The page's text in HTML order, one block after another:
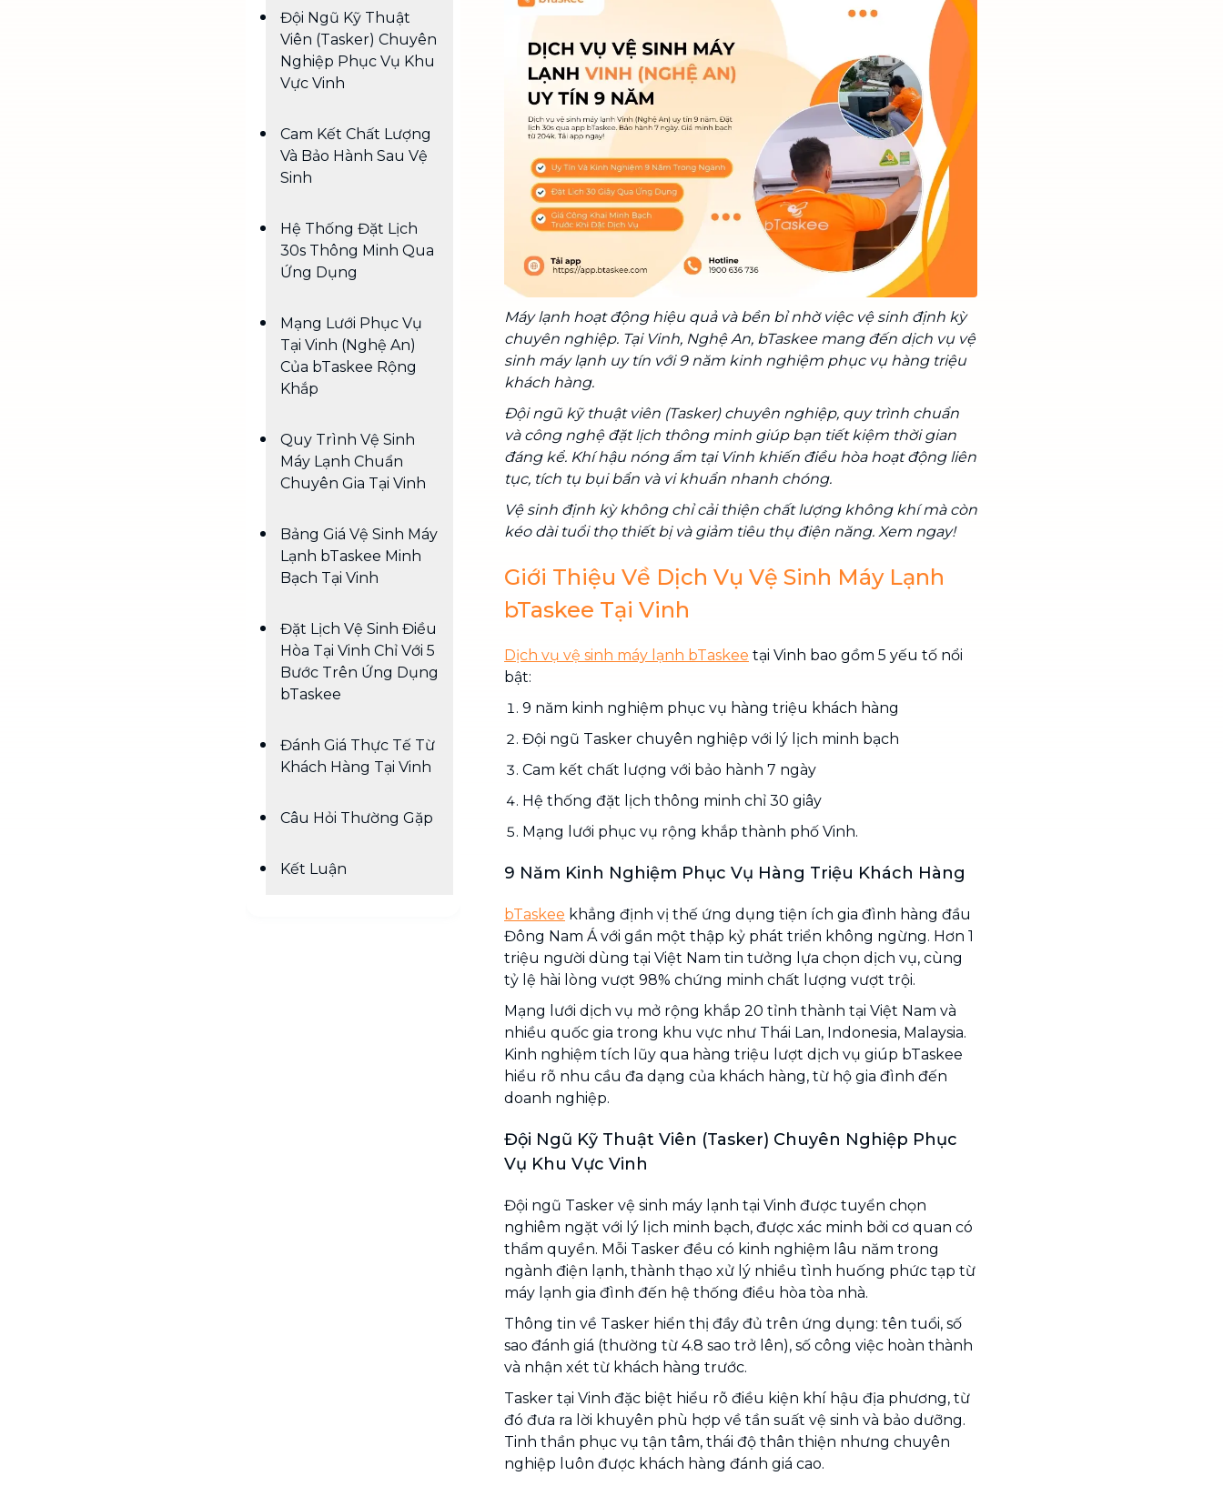
Chuyển nhà trọn gói, không lo dọn
Vệ sinh công nghiệp NEW
Vệ sinh chuyên nghiệp cho văn
phòng, nhà xưởng, công trình lớn
Đội Ngũ Kỹ Thuật
Viên (Tasker) Chuyên
Nghiệp Phục Vụ Khu
Vực Vinh
Cam Kết Chất Lượng
Và Bảo Hành Sau Vệ
Sinh
Hệ Thống Đặt Lịch
30s Thông Minh Qua
Ứng Dụng
Mạng Lưới Phục Vụ
Tại Vinh (Nghệ An)
Của bTaskee Rộng
Khắp
Quy Trình Vệ Sinh
Máy Lạnh Chuẩn
Chuyên Gia Tại Vinh
Bảng Giá Vệ Sinh Máy
Lạnh bTaskee Minh
Bạch Tại Vinh
Đặt Lịch Vệ Sinh Điều
Hòa Tại Vinh Chỉ Với 5
Bước Trên Ứng Dụng
bTaskee
Đánh Giá Thực Tế Từ
Khách Hàng Tại Vinh
Câu Hỏi Thường Gặp
Kết Luận
Máy lạnh hoạt động hiệu quả và bền bỉ nhờ việc vệ sinh định kỳ
chuyên nghiệp. Tại Vinh, Nghệ An, bTaskee mang đến dịch vụ vệ
sinh máy lạnh uy tín với 9 năm kinh nghiệm phục vụ hàng triệu
khách hàng.
Đội ngũ kỹ thuật viên (Tasker) chuyên nghiệp, quy trình chuẩn
và công nghệ đặt lịch thông minh giúp bạn tiết kiệm thời gian
đáng kể. Khí hậu nóng ẩm tại Vinh khiến điều hòa hoạt động liên
tục, tích tụ bụi bẩn và vi khuẩn nhanh chóng.
Vệ sinh định kỳ không chỉ cải thiện chất lượng không khí mà còn
kéo dài tuổi thọ thiết bị và giảm tiêu thụ điện năng. Xem ngay!
Giới Thiệu Về Dịch Vụ Vệ Sinh Máy Lạnh
bTaskee Tại Vinh
Dịch vụ vệ sinh máy lạnh bTaskee tại Vinh bao gồm 5 yếu tố nổi
bật:
9 năm kinh nghiệm phục vụ hàng triệu khách hàng
Đội ngũ Tasker chuyên nghiệp với lý lịch minh bạch
Cam kết chất lượng với bảo hành 7 ngày
Hệ thống đặt lịch thông minh chỉ 30 giây
Mạng lưới phục vụ rộng khắp thành phố Vinh.
9 Năm Kinh Nghiệm Phục Vụ Hàng Triệu Khách Hàng
bTaskee khẳng định vị thế ứng dụng tiện ích gia đình hàng đầu
Đông Nam Á với gần một thập kỷ phát triển không ngừng. Hơn 1
triệu người dùng tại Việt Nam tin tưởng lựa chọn dịch vụ, cùng
tỷ lệ hài lòng vượt 98% chứng minh chất lượng vượt trội.
Mạng lưới dịch vụ mở rộng khắp 20 tỉnh thành tại Việt Nam và
nhiều quốc gia trong khu vực như Thái Lan, Indonesia, Malaysia.
Kinh nghiệm tích lũy qua hàng triệu lượt dịch vụ giúp bTaskee
hiểu rõ nhu cầu đa dạng của khách hàng, từ hộ gia đình đến
doanh nghiệp.
Đội Ngũ Kỹ Thuật Viên (Tasker) Chuyên Nghiệp Phục
Vụ Khu Vực Vinh
Đội ngũ Tasker vệ sinh máy lạnh tại Vinh được tuyển chọn
nghiêm ngặt với lý lịch minh bạch, được xác minh bởi cơ quan có
thẩm quyền. Mỗi Tasker đều có kinh nghiệm lâu năm trong
ngành điện lạnh, thành thạo xử lý nhiều tình huống phức tạp từ
máy lạnh gia đình đến hệ thống điều hòa tòa nhà.
Thông tin về Tasker hiển thị đầy đủ trên ứng dụng: tên tuổi, số
sao đánh giá (thường từ 4.8 sao trở lên), số công việc hoàn thành
và nhận xét từ khách hàng trước.
Tasker tại Vinh đặc biệt hiểu rõ điều kiện khí hậu địa phương, từ
đó đưa ra lời khuyên phù hợp về tần suất vệ sinh và bảo dưỡng.
Tinh thần phục vụ tận tâm, thái độ thân thiện nhưng chuyên
nghiệp luôn được khách hàng đánh giá cao.